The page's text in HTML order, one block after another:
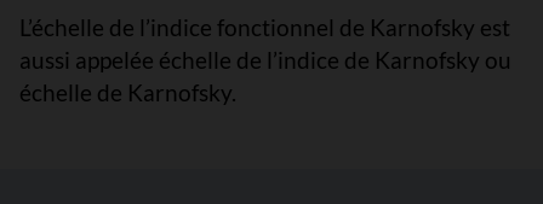
L’échelle de l’indice fonctionnel de Karnofsky est
aussi appelée échelle de l’indice de Karnofsky ou
échelle de Karnofsky.